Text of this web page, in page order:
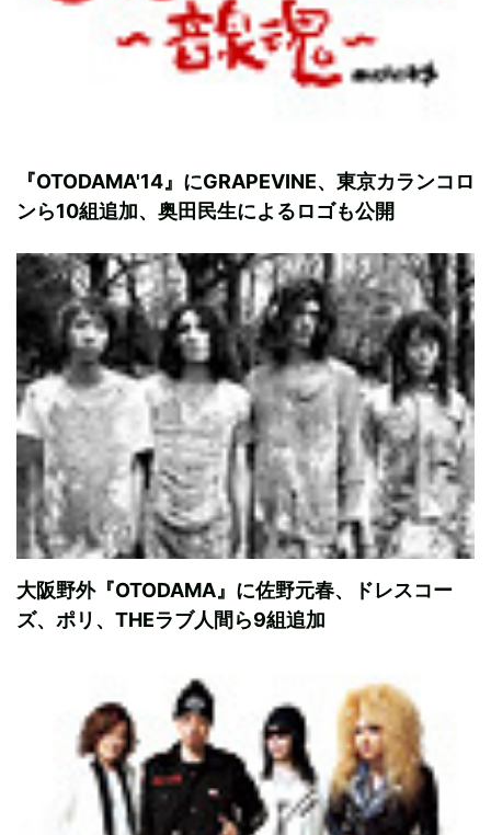
『OTODAMA'14』にGRAPEVINE、東京カランコロ
ンら10組追加、奥田民生によるロゴも公開
大阪野外『OTODAMA』に佐野元春、ドレスコー
ズ、ポリ、THEラブ人間ら9組追加